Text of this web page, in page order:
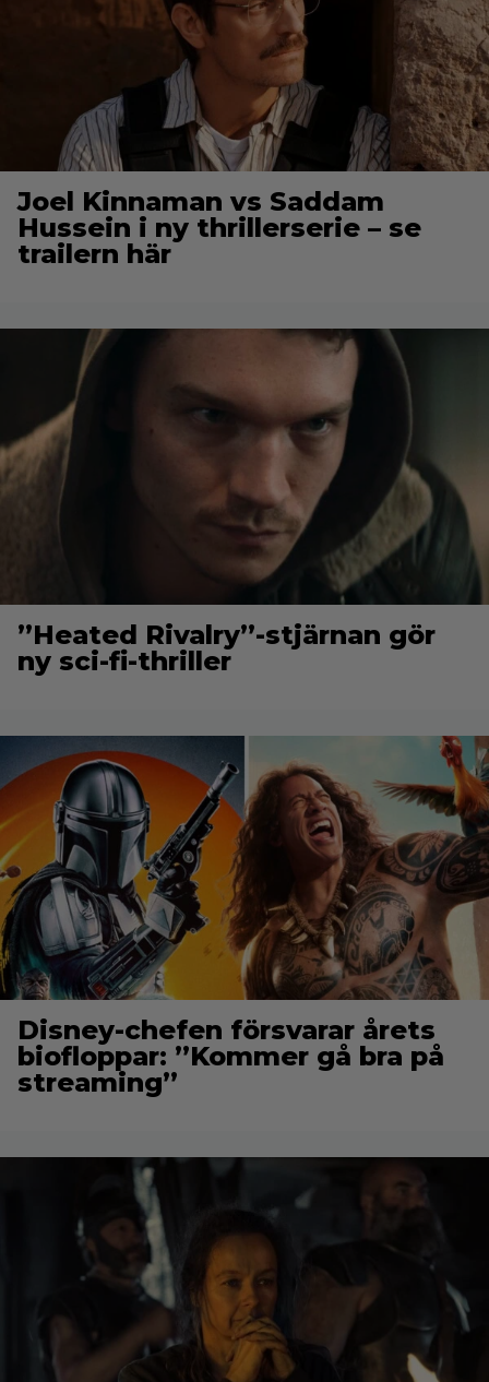
Joel Kinnaman vs Saddam
Hussein i ny thrillerserie – se
trailern här
”Heated Rivalry”-stjärnan gör
ny sci-fi-thriller
Disney-chefen försvarar årets
biofloppar: ”Kommer gå bra på
streaming”